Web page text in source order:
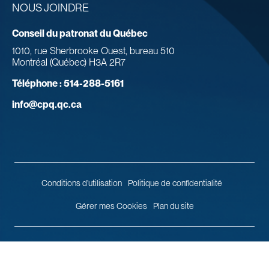
NOUS JOINDRE
Conseil du patronat du Québec
1010, rue Sherbrooke Ouest, bureau 510
Montréal (Québec) H3A 2R7
Téléphone :514-288-5161
info@cpq.qc.ca
Conditions d’utilisation Politique de confidentialité
Gérer mes Cookies Plan du site